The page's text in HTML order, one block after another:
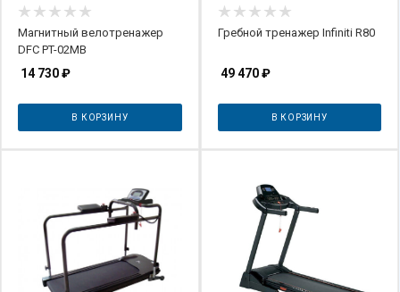
Магнитный велотренажер
DFC PT-02MB
14 730₽
В КОРЗИНУ
Гребной тренажер Infiniti R80
49 470₽
В КОРЗИНУ